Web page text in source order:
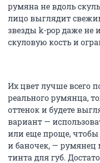
румяна не вдоль
лицо выглядит
звезды k-pop даже не
скуловую кость и
Их цвет лучше всего
реального румянца,
оттенок и будете
вариант —
или еще проще, чтобы
и баночек, —
тинта для губ.